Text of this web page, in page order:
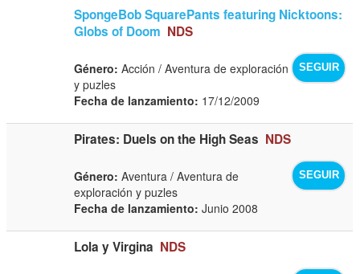
SpongeBob SquarePants featuring Nicktoons:
Globs of Doom NDS
SEGUIR
Género: Acción / Aventura de exploración
y puzles
Fecha de lanzamiento: 17/12/2009
Pirates: Duels on the High Seas NDS
SEGUIR
Género: Aventura / Aventura de
exploración y puzles
Fecha de lanzamiento: Junio 2008
Lola y Virgina NDS